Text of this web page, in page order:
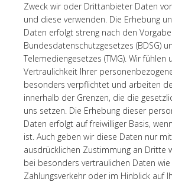
Zweck wir oder Drittanbieter Daten
und diese verwenden. Die Erhebung
Daten erfolgt streng nach den
Bundesdatenschutzgesetzes (BDSG)
Telemediengesetzes (TMG). Wir fühlen
Vertraulichkeit Ihrer
besonders verpflichtet und arbeiten
innerhalb der Grenzen, die die
uns setzen. Die Erhebung dieser
Daten erfolgt auf freiwilliger Basis,
ist. Auch geben wir diese Daten nur
ausdrücklichen Zustimmung an Dritte
bei besonders vertraulichen Daten wie
Zahlungsverkehr oder im Hinblick auf